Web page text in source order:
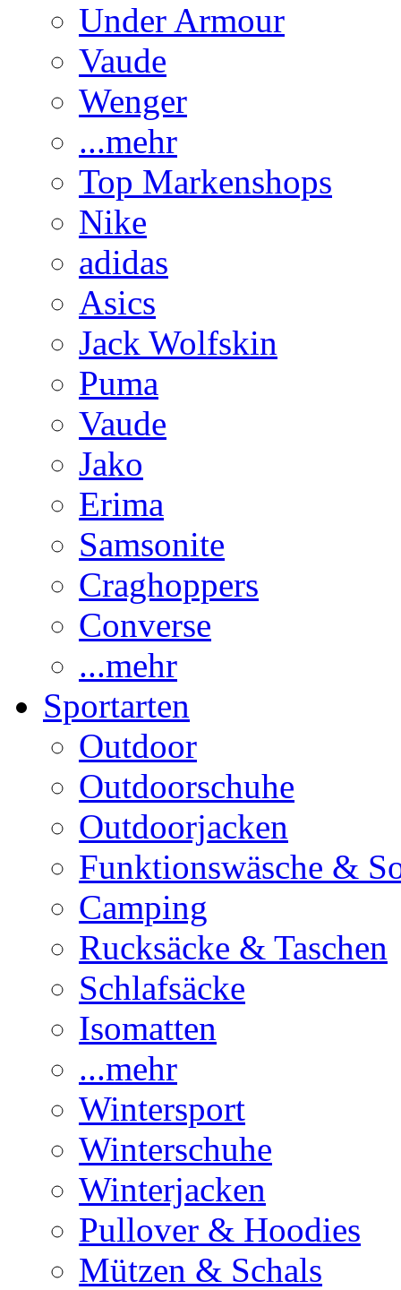
Under Armour
Vaude
Wenger
...mehr
Top Markenshops
Nike
adidas
Asics
Jack Wolfskin
Puma
Vaude
Jako
Erima
Samsonite
Craghoppers
Converse
...mehr
Sportarten
Outdoor
Outdoorschuhe
Outdoorjacken
Funktionswäsche &
Camping
Rucksäcke & Taschen
Schlafsäcke
Isomatten
...mehr
Wintersport
Winterschuhe
Winterjacken
Pullover & Hoodies
Mützen & Schals